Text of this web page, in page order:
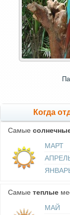
Когда
Самые
МАРТ
Самые теплые
МАЙ